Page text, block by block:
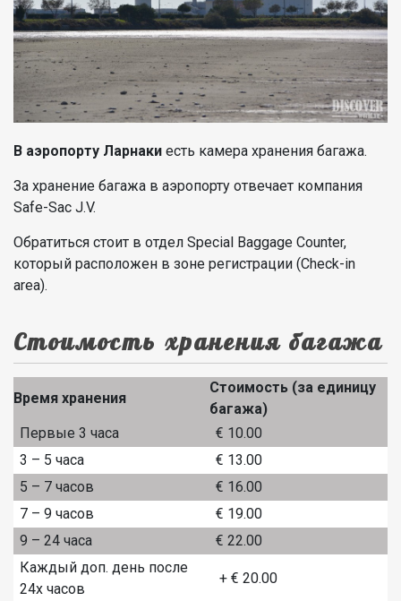
В аэропорту Ларнаки есть камера хранения багажа.
За хранение багажа в аэропорту отвечает компания
Safe-Sac J.V.
Обратиться стоит в отдел Special Baggage Counter,
который расположен в зоне регистрации (Check-in
area).
Стоимость хранения багажа
Время хранения
Стоимость (за единицу
багажа)
Первые 3 часа
€ 10.00
3 – 5 часа
€ 13.00
5 – 7 часов
€ 16.00
7 – 9 часов
€ 19.00
9 – 24 часа
€ 22.00
Каждый доп. день после
24х часов
+ € 20.00